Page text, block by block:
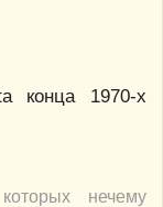
конца 1970-х
нечему